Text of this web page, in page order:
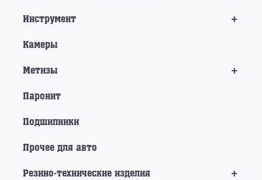
+
Инструмент
Камеры
+
Метизы
Паронит
Подшипники
Прочее для авто
+
Резино-технические изделия